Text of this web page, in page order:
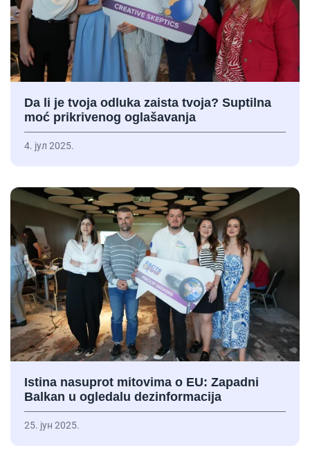
Da li je tvoja odluka zaista tvoja? Suptilna
moć prikrivenog oglašavanja
4. јул 2025.
Istina nasuprot mitovima o EU: Zapadni
Balkan u ogledalu dezinformacija
25. јун 2025.